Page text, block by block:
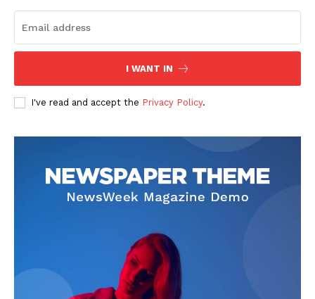
Diario los Andes
Contacto
I WANT IN
I've read and accept the Privacy Policy.